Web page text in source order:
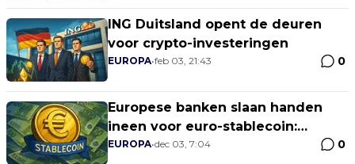
ING Duitsland opent de deuren
voor crypto-investeringen
EUROPA•feb 03, 21:43 0
Europese banken slaan handen
ineen voor euro-stablecoin:
Nederlandse Qivalis mikt op
EUROPA•dec 03, 7:04 0